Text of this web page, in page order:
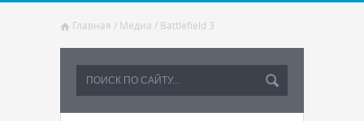
Главная / Медиа / Battlefield 3